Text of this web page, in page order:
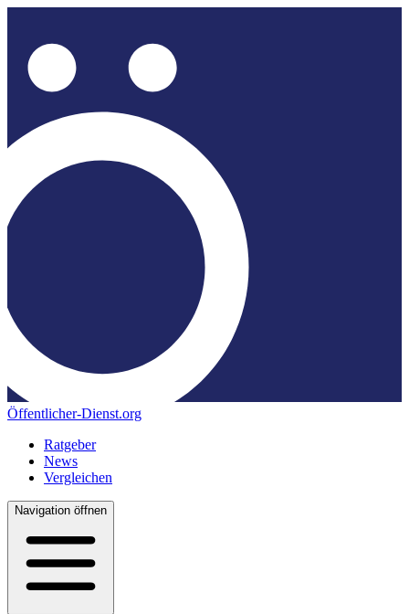
Öffentlicher-Dienst.org
Ratgeber
News
Vergleichen
Navigation öffnen